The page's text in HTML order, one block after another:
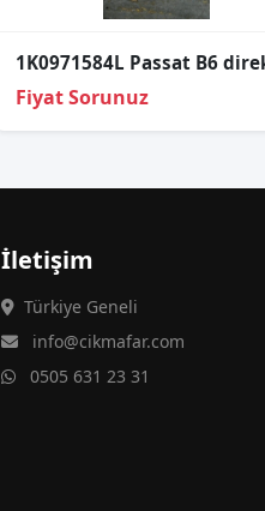
Fiyat Sorunuz
İletişim
Türkiye Geneli
info@cikmafar.com
0505 631 23 31